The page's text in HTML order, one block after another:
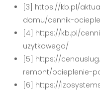
[3] https://kb.pl/
domu/cennik-
[4] https://kb.pl/
uzytkowego/
[5] https://
remont/ocieplenie-
[6] https://